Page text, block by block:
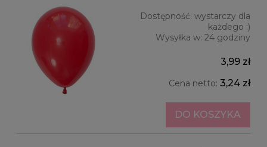
Dostępność: wystarczy dla
każdego :)
Wysyłka w: 24 godziny
3,99 zł
Cena netto: 3,24 zł
DO KOSZYKA